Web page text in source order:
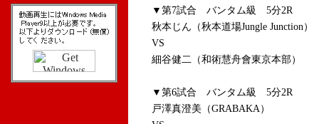
▼第7試合 バンタム級 5分2R
秋本じん（秋本道場Jungle Junction）
VS
細谷健二（和術慧舟會東京本部）
▼第6試合 バンタム級 5分2R
戸澤真澄美（GRABAKA）